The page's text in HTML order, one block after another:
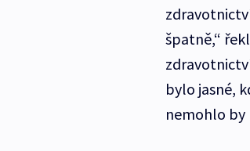
špatně,“ řekl
bylo jasné,
nemohlo